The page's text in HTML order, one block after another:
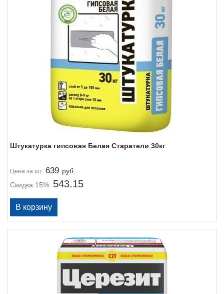
Штукатурка гипсовая Белая Старатели 30кг
Цена за шт: 639 руб.
Скидка 15%: 543.15